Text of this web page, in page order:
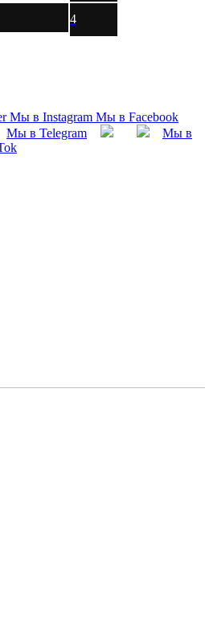
4
Мы в Instagram Мы в Facebook
Мы в Telegram
Мы в